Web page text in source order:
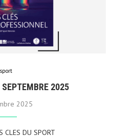
2025
2025
CLES DU SPORT